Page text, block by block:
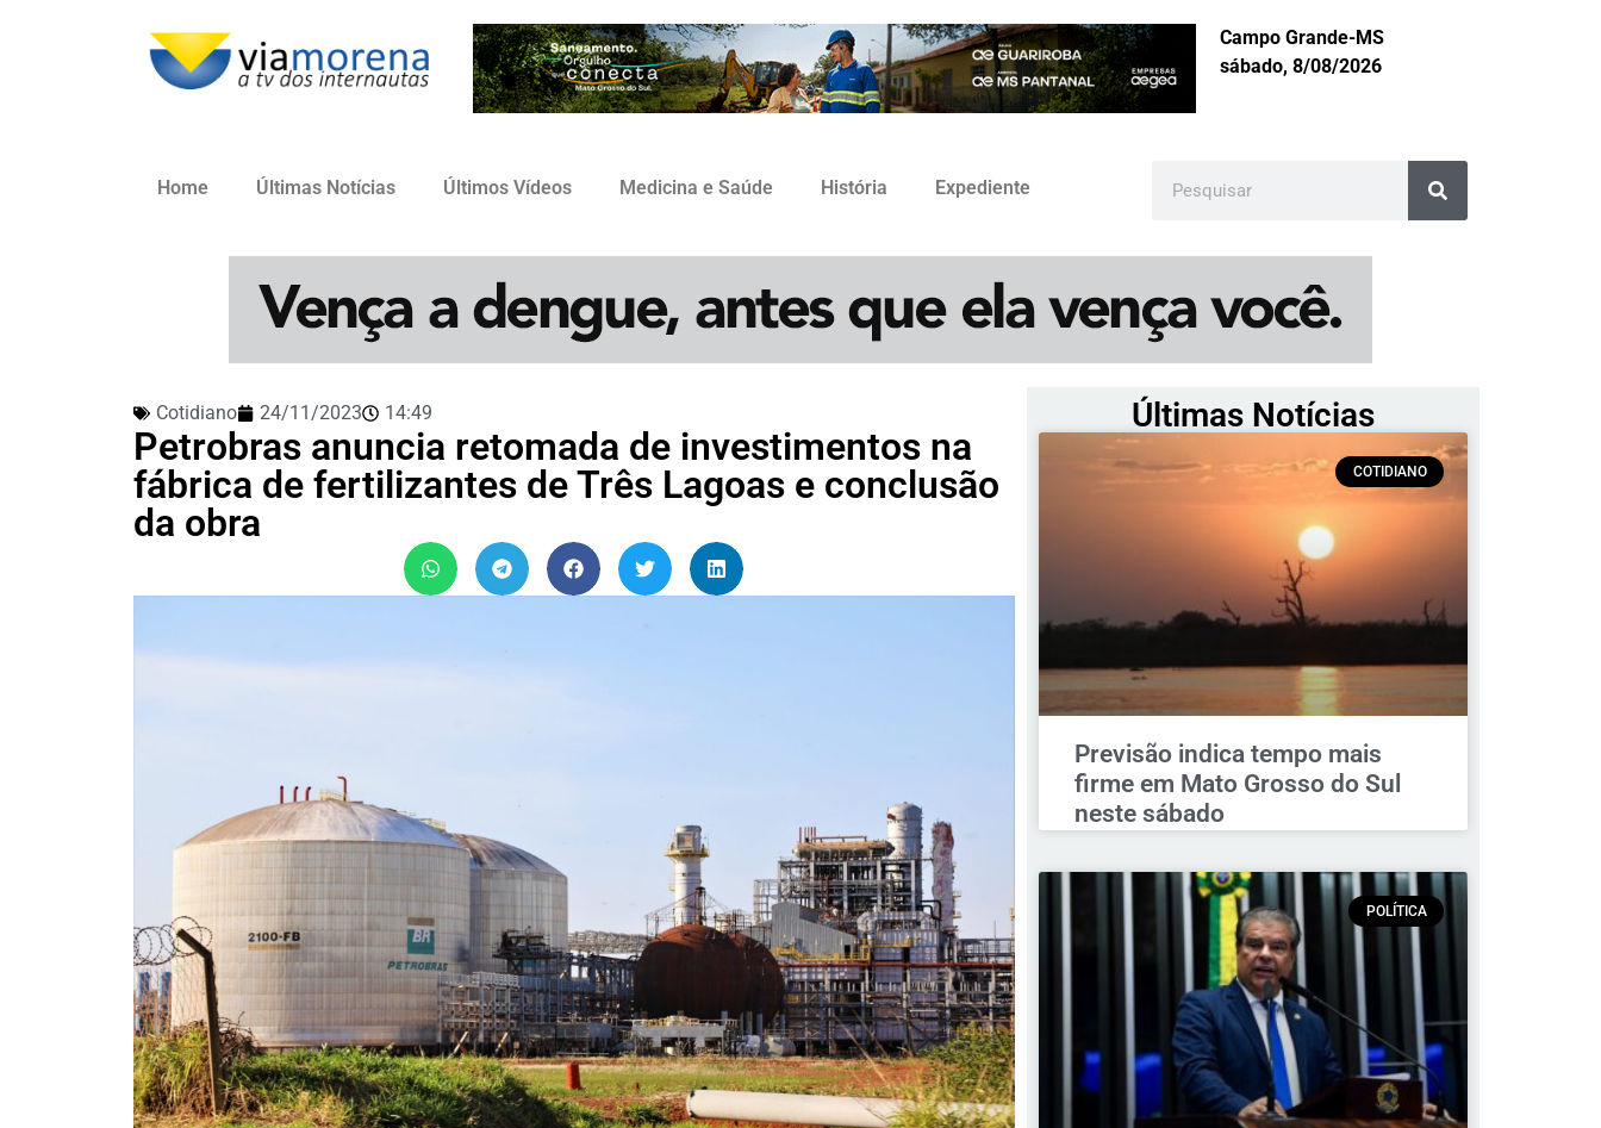
Campo Grande-MS
sábado, 8/08/2026
Home Últimas Notícias Últimos Vídeos Medicina e Saúde História Expediente
Cotidiano 24/11/2023 14:49
Petrobras anuncia retomada de investimentos na
fábrica de fertilizantes de Três Lagoas e conclusão
da obra
Últimas Notícias
COTIDIANO
Previsão indica tempo mais
firme em Mato Grosso do Sul
neste sábado
POLÍTICA